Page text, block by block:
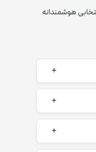
هوشمندانه
پیشرفته و
طراحی‌های
برای طیف